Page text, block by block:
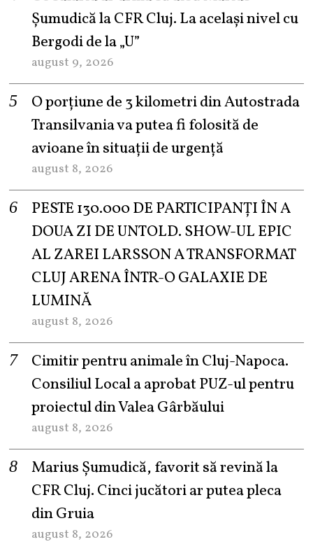
Șumudică la CFR Cluj. La același nivel cu
Bergodi de la „U”
august 9, 2026
O porțiune de 3 kilometri din Autostrada
Transilvania va putea fi folosită de
avioane în situații de urgență
august 8, 2026
PESTE 130.000 DE PARTICIPANȚI ÎN A
DOUA ZI DE UNTOLD. SHOW-UL EPIC
AL ZAREI LARSSON A TRANSFORMAT
CLUJ ARENA ÎNTR-O GALAXIE DE
LUMINĂ
august 8, 2026
Cimitir pentru animale în Cluj-Napoca.
Consiliul Local a aprobat PUZ-ul pentru
proiectul din Valea Gârbăului
august 8, 2026
Marius Șumudică, favorit să revină la
CFR Cluj. Cinci jucători ar putea pleca
din Gruia
august 8, 2026